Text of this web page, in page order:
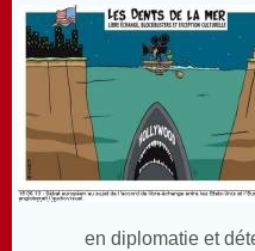
en diplomatie et